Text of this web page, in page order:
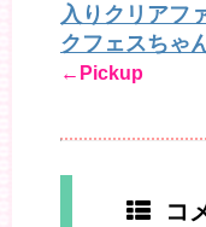
入りクリアフ
クフェスちゃ
←Pickup
コ